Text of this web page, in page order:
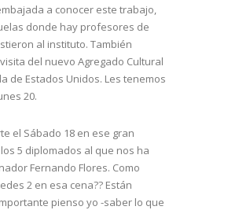
a conocer este trabajo,
donde hay profesores de
al instituto. También
del nuevo Agregado Cultural
de Estados Unidos. Les tenemos
20.
el Sábado 18 en ese gran
5 diplomados al que nos ha
Fernando Flores. Como
2 en esa cena?? Están
pienso yo -saber lo que